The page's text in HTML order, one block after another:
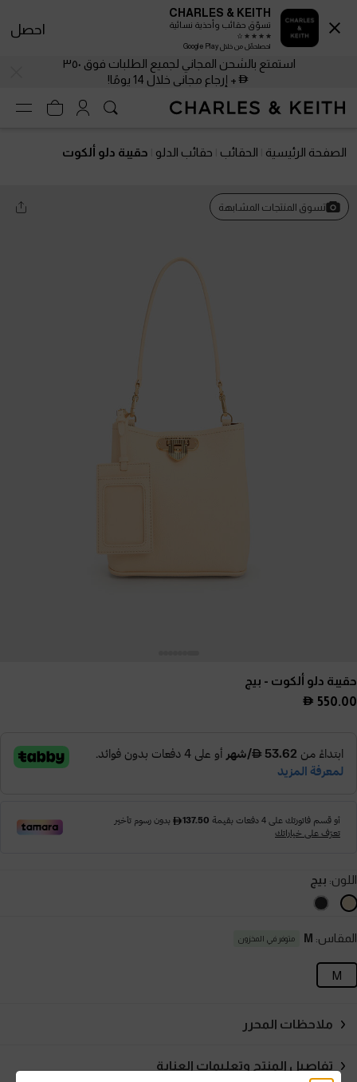
استمتع بالشحن المجاني لجميع الطلبات فوق ٣٥٠
+ إرجاع مجاني خلال 14 يومًا!
الصفحة الرئيسية الحقائب حقائب الدلو حقيبة دلو ألكوت
تسوق المنتجات المشابهة
حقيبة دلو ألكوت - بيج
550.00
اللون: بيج
المقاس: M متوفر في المخزون
M
ملاحظات المحرر
تفاصيل المنتج وتعليمات العناية
CHARLES & KEITH
تسوّق حقائب وأحذية نسائية
احصلحمّل من خلال Google Play
احصل